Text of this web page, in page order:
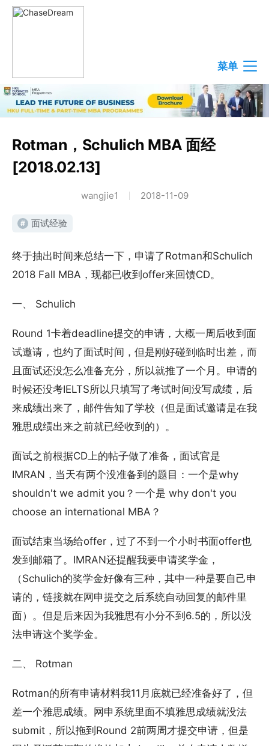
菜单
Rotman，Schulich MBA 面经
[2018.02.13]
wangjie1 2018-11-09
# 面试经验
终于抽出时间来总结一下，申请了Rotman和Schulich
2018 Fall MBA，现都已收到offer来回馈CD。
一、 Schulich
Round 1卡着deadline提交的申请，大概一周后收到面
试邀请，也约了面试时间，但是刚好碰到临时出差，而
且面试还没怎么准备充分，所以就推了一个月。申请的
时候还没考IELTS所以只填写了考试时间没写成绩，后
来成绩出来了，邮件告知了学校（但是面试邀请是在我
雅思成绩出来之前就已经收到的）。
面试之前根据CD上的帖子做了准备，面试官是
IMRAN，当天有两个没准备到的题目：一个是why
shouldn't we admit you？一个是 why don't you
choose an international MBA？
面试结束当场给offer，过了不到一个小时书面offer也
发到邮箱了。IMRAN还提醒我要申请奖学金，
（Schulich的奖学金好像有三种，其中一种是要自己申
请的，链接就在网申提交之后系统自动回复的邮件里
面）。但是后来因为我雅思有小分不到6.5的，所以没
法申请这个奖学金。
二、 Rotman
Rotman的所有申请材料我11月底就已经准备好了，但
差一个雅思成绩。网申系统里面不填雅思成绩就没法
submit，所以拖到Round 2前两周才提交申请，但是